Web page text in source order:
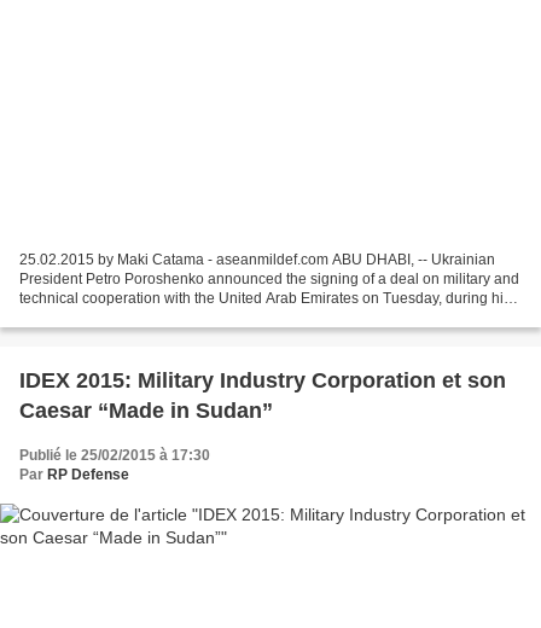
25.02.2015 by Maki Catama - aseanmildef.com ABU DHABI, -- Ukrainian
President Petro Poroshenko announced the signing of a deal on military and
technical cooperation with the United Arab Emirates on Tuesday, during his
IDEX 2015: Military Industry Corporation et son
Caesar “Made in Sudan”
Publié le 25/02/2015 à 17:30
Par RP Defense